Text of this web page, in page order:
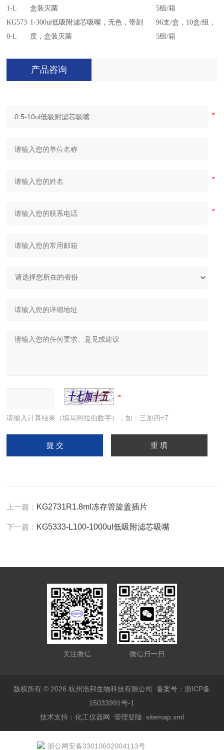
1-L
盒装灭菌
5组/箱
KG573
0-L
1-300ul低吸附滤芯吸嘴，无色，带刻
度，盒装灭菌
96支/盒，10盒/组，
5组/箱
产品咨询
请输入计算结果（填写阿拉伯数字），如：三加四=7
上一篇： KG2731R1.8ml冻存管旋盖插片
下一篇： KG5333-L100-1000ul低吸附滤芯吸嘴
关注微信 微信扫一扫
版权所有 © 2026 杭州浩邦生物科技有限公司备案号：浙ICP备
15033991号-1
技术支持： 化工仪器网 管理登陆 sitemap.xml
浙公网安备33010602004113号